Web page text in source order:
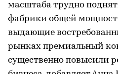
масштаба трудно
фабрики общей
выдающие
рынках премиальный
существенно повысили